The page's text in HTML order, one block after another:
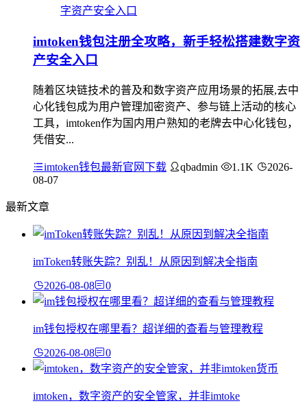
imtoken钱包注册全攻略，新手轻松搭建数字资
产安全入口
随着区块链技术的普及和数字资产应用场景的拓展,去中
心化钱包成为用户管理加密资产、参与链上活动的核心
工具，imtoken作为国内用户熟知的老牌去中心化钱包，
凭借安...
imtoken钱包最新官网下载 qbadmin 1.1K
2026-
08-07
最新文章
imToken转账失踪？别乱！从原因到解决全指南
2026-08-08 0
im钱包授权在哪里看？超详细的查看与管理教程
2026-08-08 0
imtoken，数字资产的安全管家，并非imtoke